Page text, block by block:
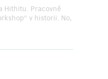
Hithitu. Pracovně
v historii. No,